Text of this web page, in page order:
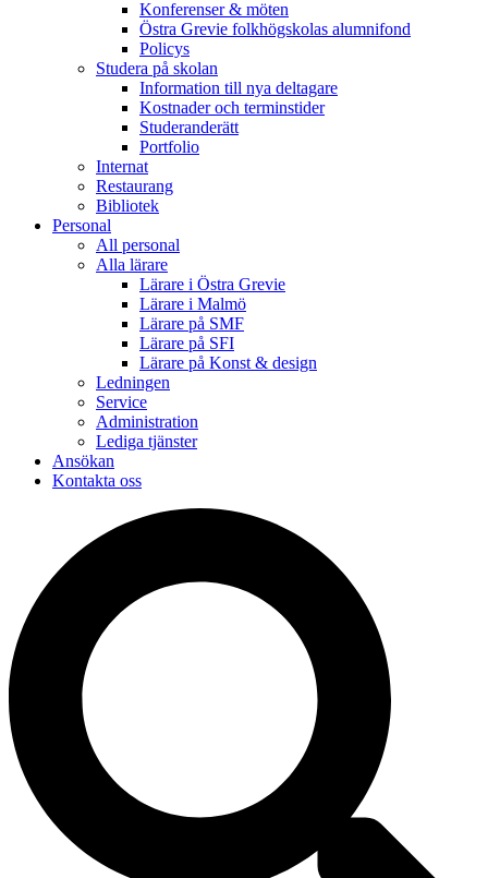
Konferenser & möten
Östra Grevie folkhögskolas alumnifond
Policys
Studera på skolan
Information till nya deltagare
Kostnader och terminstider
Studeranderätt
Portfolio
Internat
Restaurang
Bibliotek
Personal
All personal
Alla lärare
Lärare i Östra Grevie
Lärare i Malmö
Lärare på SMF
Lärare på SFI
Lärare på Konst & design
Ledningen
Service
Administration
Lediga tjänster
Ansökan
Kontakta oss